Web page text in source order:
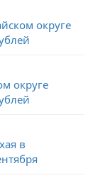
округе
округе
в